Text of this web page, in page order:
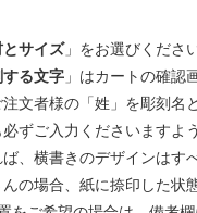
とサイズ」をお選びください
る文字 」はカートの確認
文者様の「姓」を彫刻名
ずご入力くださいますよ
、横書きのデザインはす
の場合、紙に捺印した状